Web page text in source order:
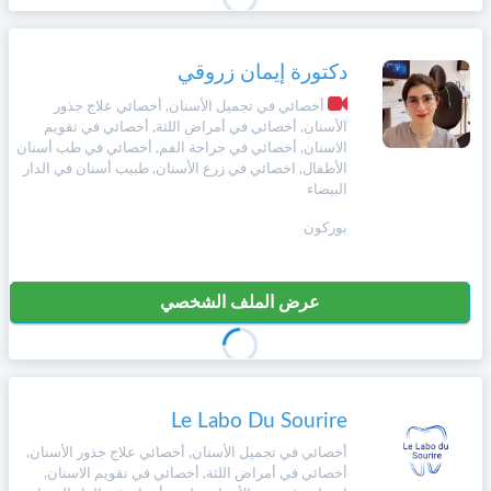
دكتورة إيمان زروقي
أخصائي في تجميل الأسنان, أخصائي علاج جذور
الأسنان, أخصائي في أمراض اللثة, أخصائي في تقويم
الاسنان, أخصائي في جراحة الفم, أخصائي في طب أسنان
الأطفال, اخصائي في زرع الأسنان, طبيب أسنان في الدار
البيضاء
بوركون
عرض الملف الشخصي
Le Labo Du Sourire
أخصائي في تجميل الأسنان, أخصائي علاج جذور الأسنان,
أخصائي في أمراض اللثة, أخصائي في تقويم الاسنان,